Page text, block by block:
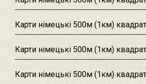
Карти німецькі 500м (1км)
Карти німецькі 500м (1км)
Карти німецькі 500м (1км)